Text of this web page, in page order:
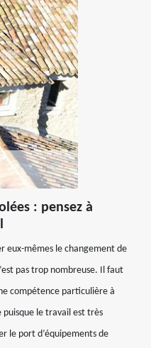
: pensez à
eux-mêmes le changement de
pas trop nombreuse. Il faut
compétence particulière à
puisque le travail est très
le port d’équipements de